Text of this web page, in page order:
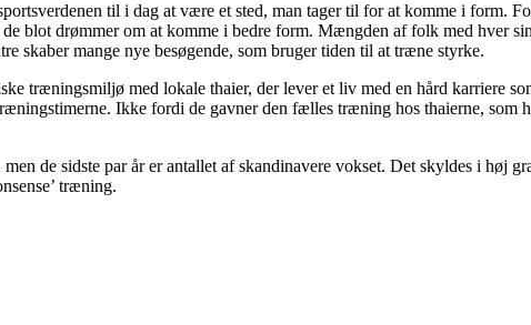
til i dag at være et sted, man tager til for at komme i form.
blot drømmer om at komme i bedre form. Mængden af folk med hver
skaber mange nye besøgende, som bruger tiden til at træne styrke.
træningsmiljø med lokale thaier, der lever et liv med en hård karriere
Ikke fordi de gavner den fælles træning hos thaierne, som
de sidste par år er antallet af skandinavere vokset. Det skyldes i høj
træning.